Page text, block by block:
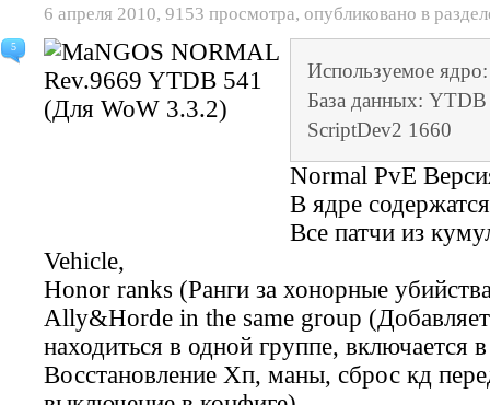
5
6 апреля 2010, 9153 просмотра, опубликовано в
Используемое
База данных:
ScriptDev2 1660
Normal PvE
В ядре
Все патчи из
Vehicle,
Honor ranks (Ранги за хонорные
Ally&Horde in the same group
находиться в одной группе, включается
Восстановление Хп, маны, сброс кд